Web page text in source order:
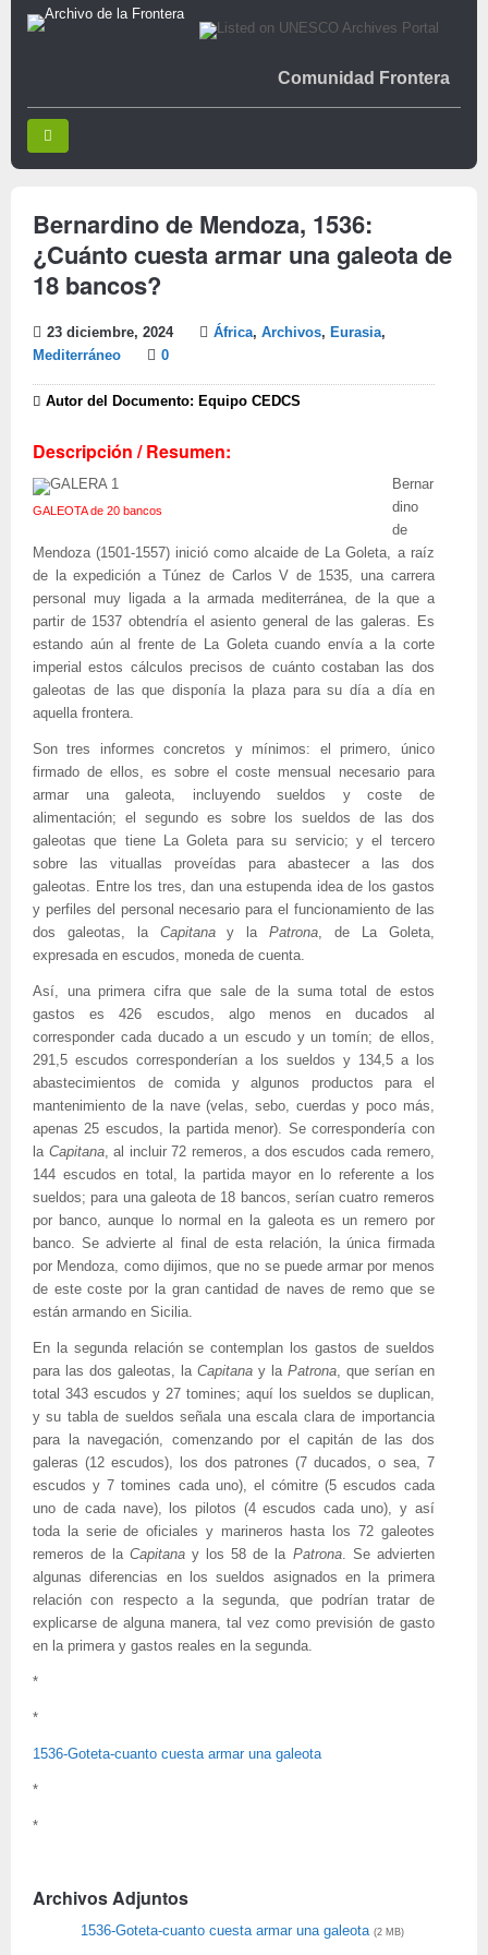
Comunidad Frontera
Bernardino de Mendoza, 1536:
¿Cuánto cuesta armar una galeota de
18 bancos?
23 diciembre, 2024 África, Archivos, Eurasia,
Mediterráneo
0
Autor del Documento: Equipo CEDCS
Descripción / Resumen:
GALEOTA de 20 bancos
Bernar
dino
de
Mendoza (1501-1557) inició como alcaide de La Goleta, a raíz
de la expedición a Túnez de Carlos V de 1535, una carrera
personal muy ligada a la armada mediterránea, de la que a
partir de 1537 obtendría el asiento general de las galeras. Es
estando aún al frente de La Goleta cuando envía a la corte
imperial estos cálculos precisos de cuánto costaban las dos
galeotas de las que disponía la plaza para su día a día en
aquella frontera.
Son tres informes concretos y mínimos: el primero, único
firmado de ellos, es sobre el coste mensual necesario para
armar una galeota, incluyendo sueldos y coste de
alimentación; el segundo es sobre los sueldos de las dos
galeotas que tiene La Goleta para su servicio; y el tercero
sobre las vituallas proveídas para abastecer a las dos
galeotas. Entre los tres, dan una estupenda idea de los gastos
y perfiles del personal necesario para el funcionamiento de las
dos galeotas, la Capitanay laPatrona, de La Goleta,
expresada en escudos, moneda de cuenta.
Así, una primera cifra que sale de la suma total de estos
gastos es 426 escudos, algo menos en ducados al
corresponder cada ducado a un escudo y un tomín; de ellos,
291,5 escudos corresponderían a los sueldos y 134,5 a los
abastecimientos de comida y algunos productos para el
mantenimiento de la nave (velas, sebo, cuerdas y poco más,
apenas 25 escudos, la partida menor). Se correspondería con
la Capitana, al incluir 72 remeros, a dos escudos cada remero,
144 escudos en total, la partida mayor en lo referente a los
sueldos; para una galeota de 18 bancos, serían cuatro remeros
por banco, aunque lo normal en la galeota es un remero por
banco. Se advierte al final de esta relación, la única firmada
por Mendoza, como dijimos, que no se puede armar por menos
de este coste por la gran cantidad de naves de remo que se
están armando en Sicilia.
En la segunda relación se contemplan los gastos de sueldos
para las dos galeotas, la Capitanay la Patrona, que serían en
total 343 escudos y 27 tomines; aquí los sueldos se duplican,
y su tabla de sueldos señala una escala clara de importancia
para la navegación, comenzando por el capitán de las dos
galeras (12 escudos), los dos patrones (7 ducados, o sea, 7
escudos y 7 tomines cada uno), el cómitre (5 escudos cada
uno de cada nave), los pilotos (4 escudos cada uno), y así
toda la serie de oficiales y marineros hasta los 72 galeotes
remeros de laCapitana y los 58 de la Patrona. Se advierten
algunas diferencias en los sueldos asignados en la primera
relación con respecto a la segunda, que podrían tratar de
explicarse de alguna manera, tal vez como previsión de gasto
en la primera y gastos reales en la segunda.
*
*
1536-Goteta-cuanto cuesta armar una galeota
*
*
Archivos Adjuntos
1536-Goteta-cuanto cuesta armar una galeota (2 MB)